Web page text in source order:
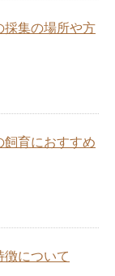
採集の場所や方
飼育におすすめ
徴について